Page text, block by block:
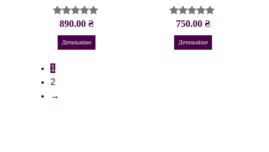
Оцінено в
з 5
890.00 ₴
Детальніше
Оцінено в
з 5
750.00 ₴
Детальніше
1
2
→